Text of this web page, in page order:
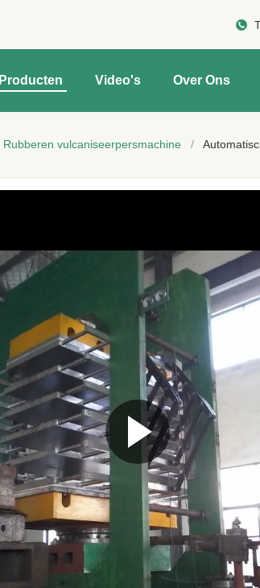
Producten Video's Over Ons
Rubberen vulcaniseerpersmachine /